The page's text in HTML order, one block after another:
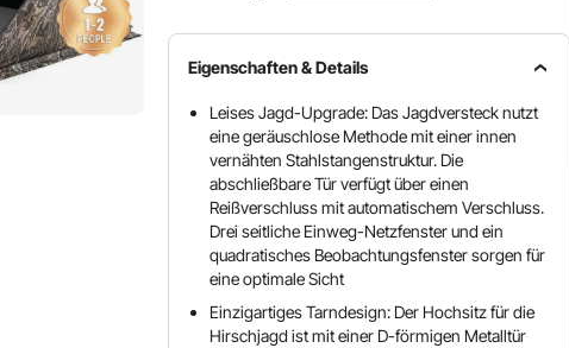
Eigenschaften & Details
Leises Jagd-Upgrade: Das Jagdversteck nutzt
eine geräuschlose Methode mit einer innen
vernähten Stahlstangenstruktur. Die
abschließbare Tür verfügt über einen
Reißverschluss mit automatischem Verschluss.
Drei seitliche Einweg-Netzfenster und ein
quadratisches Beobachtungsfenster sorgen für
eine optimale Sicht
Einzigartiges Tarndesign: Der Hochsitz für die
Hirschjagd ist mit einer D-förmigen Metalltür